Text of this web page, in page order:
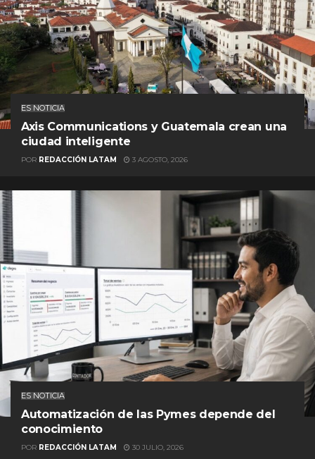
ES NOTICIA
Axis Communications y Guatemala crean una
ciudad inteligente
POR REDACCIÓN LATAM 3 AGOSTO, 2026
ES NOTICIA
Automatización de las Pymes depende del
conocimiento
POR REDACCIÓN LATAM 30 JULIO, 2026